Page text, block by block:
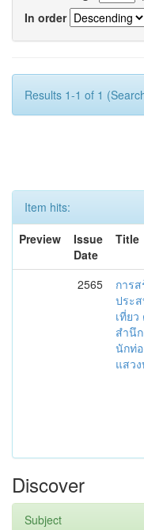
In order
Results 1-1 of 1
Item hits:
Preview
Issue
Date
Title
2565
การส
ประ
เที่ย
สำนึ
นักท่อ
แสว
Discover
Subject